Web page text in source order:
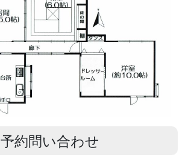
予約問い合わせ